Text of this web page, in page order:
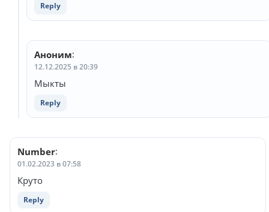
Reply
Аноним:
12.12.2025 в 20:39
Мыкты
Reply
Number:
01.02.2023 в 07:58
Круто
Reply